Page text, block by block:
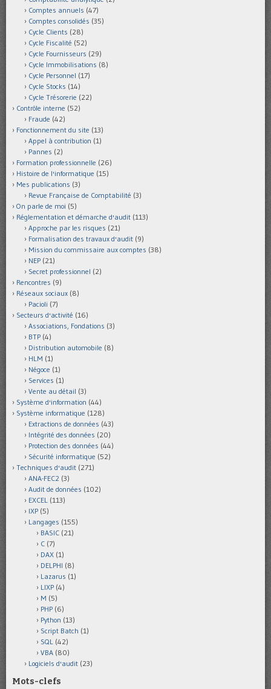
Comptes annuels (47)
Comptes consolidés (35)
Cycle Clients (28)
Cycle Fiscalité (52)
Cycle Fournisseurs (29)
Cycle Immobilisations (8)
Cycle Personnel (17)
Cycle Stocks (14)
Cycle Trésorerie (22)
Contrôle interne (52)
Fraude (42)
Fonctionnement du site (13)
Appel à contribution (1)
Pannes (2)
Formation professionnelle (26)
Histoire de l'informatique (15)
Mes publications (3)
Revue Française de Comptabilité (3)
On parle de moi (5)
Réglementation et démarche d'audit (113)
Approche par les risques (21)
Formalisation des travaux d'audit (9)
Mission du commissaire aux comptes (38)
NEP (21)
Secret professionnel (2)
Rencontres (9)
Réseaux sociaux (8)
Pacioli (7)
Secteurs d'activité (16)
Associations, Fondations (3)
BTP (4)
Distribution automobile (8)
HLM (1)
Négoce (1)
Services (1)
Vente au détail (3)
Système d'information (44)
Système informatique (128)
Extractions de données (43)
Intégrité des données (20)
Protection des données (44)
Sécurité informatique (52)
Techniques d'audit (271)
ANA-FEC2 (3)
Audit de données (102)
EXCEL (113)
IXP (5)
Langages (155)
BASIC (21)
C (7)
DAX (1)
DELPHI (8)
Lazarus (1)
LIXP (4)
M (5)
PHP (6)
Python (13)
Script Batch (1)
SQL (42)
VBA (80)
Logiciels d'audit (23)
Mots-clefs